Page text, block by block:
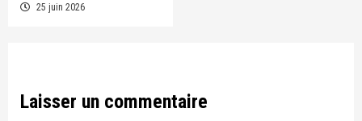
25 juin 2026
Laisser un commentaire